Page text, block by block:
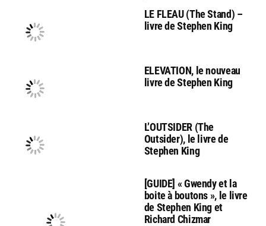
LE FLEAU (The Stand) –
livre de Stephen King
ELEVATION, le nouveau
livre de Stephen King
L’OUTSIDER (The
Outsider), le livre de
Stephen King
[GUIDE] « Gwendy et la
boite à boutons », le livre
de Stephen King et
Richard Chizmar